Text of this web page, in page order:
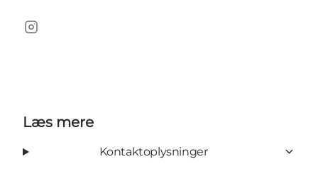
Instagram
Læs mere
Kontaktoplysninger